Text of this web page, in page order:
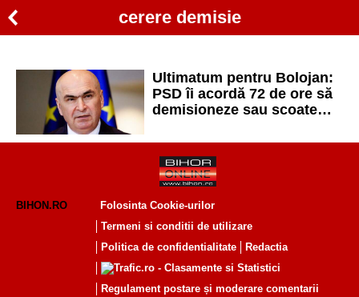
cerere demisie
Ultimatum pentru Bolojan:
PSD îi acordă 72 de ore să
demisioneze sau scoate
BIHON.RO
Folosinta Cookie-urilor
Termeni si conditii de utilizare
Politica de confidentialitate
Redactia
Regulament postare și moderare comentarii